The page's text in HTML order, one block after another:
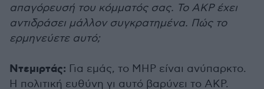
απαγόρευσή του κόμματός σας. Το AKP έχει
αντιδράσει μάλλον συγκρατημένα. Πώς το
ερμηνεύετε αυτό;
Ντεμιρτάς: Για εμάς, το MHP είναι ανύπαρκτο.
Η πολιτική ευθύνη γι αυτό βαρύνει το AKP.